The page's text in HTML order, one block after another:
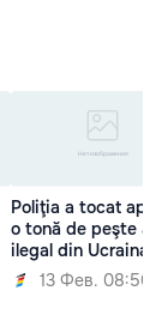
Poliţia a tocat
o tonă de peşte
ilegal din Ucraina
13 Фев. 08:50